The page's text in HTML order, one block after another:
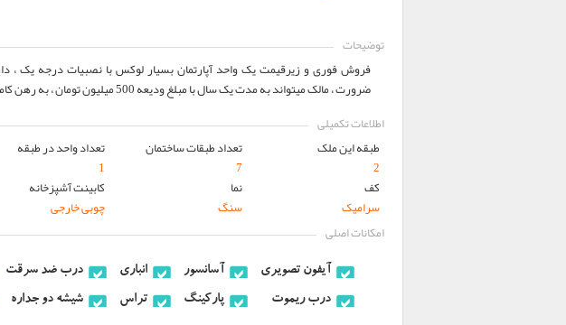
توضیحات
فروش فوری و زیرقیمت یک واحد آپارتمان بسیار لوکس با نصبیات درجه یک ،
ضرورت ، مالک میتواند به مدت یک سال با مبلغ ودیعه 500 میلیون تومان ، به رهن کامل ، ساکن باشد
اطلاعات تکمیلی
طبقه این ملک
2
تعداد طبقات ساختمان
7
تعداد واحد در طبقه
1
کف
سرامیک
نما
سنگ
کابینت آشپزخانه
چوبی خارجی
امکانات اصلی
آيفون تصويري آسانسور انباری درب ضد سرقت
درب ريموت
پارکینگ تراس شیشه دو جداره